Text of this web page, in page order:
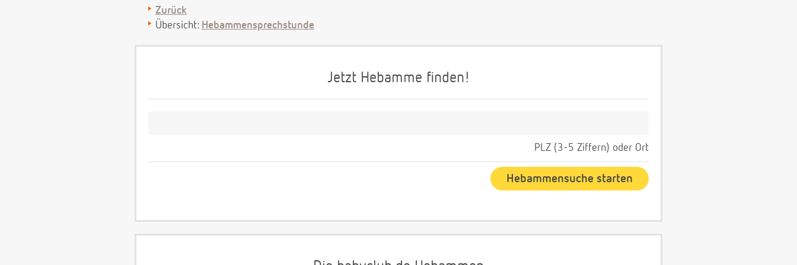
Zurück
Übersicht: Hebammensprechstunde
Jetzt Hebamme finden!
PLZ (3-5 Ziffern) oder Ort